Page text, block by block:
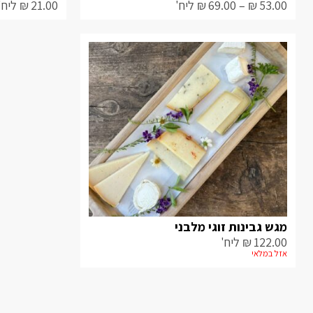
₪53.00
–
₪69.00 ליח' ₪21.00
מגש גבינות זוגי מלבני
₪122.00 ליח'
אזל במלאי